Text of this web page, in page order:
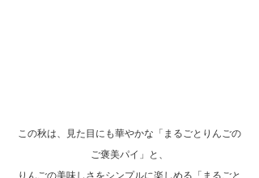
この秋は、見た目にも華やかな「まるごとりんごの
ご褒美パイ」と、
りんごの美味しさをシンプルに楽しめる「まるごと